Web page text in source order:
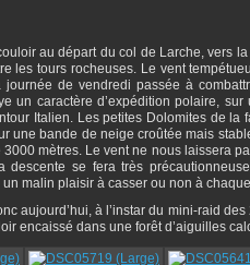
au départ du col de Larche, vers
les tours rocheuses. Le vent
journée de vendredi passée à
un caractère d’expédition polaire,
Italien. Les petites Dolomites de
une bande de neige croûtée mais
mètres. Le vent ne nous laissera
descente se fera très
malin plaisir à casser ou non à
aujourd’hui, à l’instar du mini-raid
encaissé dans une forêt d’aiguilles